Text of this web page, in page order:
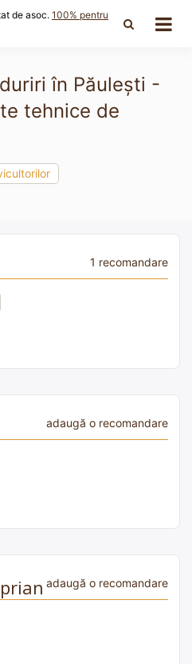
de asoc. 100% pentru
în Păulești -
tehnice de
1 recomandare
adaugă o recomandare
adaugă o recomandare